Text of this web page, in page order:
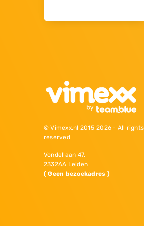
© Vimexx.nl 2015‐2026 - All rights
reserved
Vondellaan 47,
2332AA Leiden
( Geen bezoekadres )